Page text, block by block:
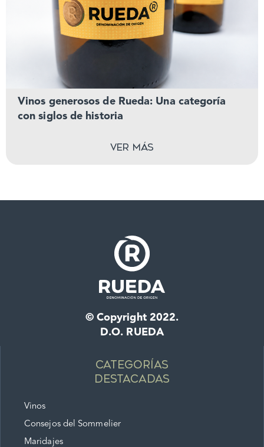
Vinos generosos de Rueda: Una categoría
con siglos de historia
Ver más
© Copyright 2022.
D.O. RUEDA
Categorías
destacadas
Vinos
Consejos del Sommelier
Maridajes